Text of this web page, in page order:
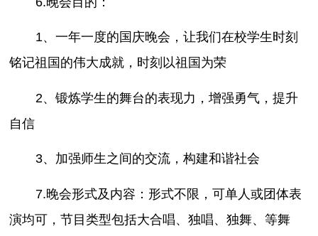
1、一年一度的国庆晚会，让我们在校学生时刻
铭记祖国的伟大成就，时刻以祖国为荣
2、锻炼学生的舞台的表现力，增强勇气，提升
自信
3、加强师生之间的交流，构建和谐社会
7.晚会形式及内容：形式不限，可单人或团体表
演均可，节目类型包括大合唱、独唱、独舞、等舞